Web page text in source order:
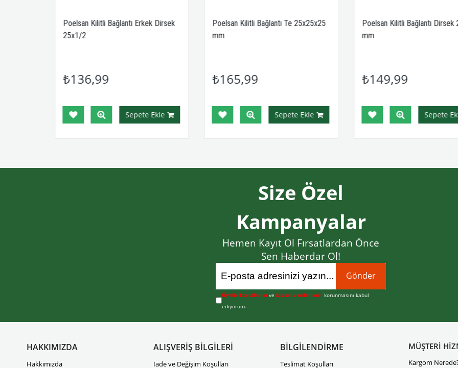
Poelsan Kilitli Bağlantı Erkek Dirsek
25x1/2
₺136,99
Sepete Ekle
Poelsan Kilitli Bağlantı Te 25x25x25
mm
₺165,99
Sepete Ekle
Poelsan Kilitli Bağlantı Dirsek
mm
₺149,99
Sepete
Size Özel
Kampanyalar
Hemen Kayıt Ol Fırsatlardan Önce
Sen Haberdar Ol!
Gönder
Üyelik koşullarını vekişisel verilerimin korunmasını kabul
ediyorum.
HAKKIMIZDA
Hakkımızda
ALIŞVERİŞ BİLGİLERİ
İade ve Değişim Koşulları
BİLGİLENDİRME
Teslimat Koşulları
MÜŞTERİ
Kargom